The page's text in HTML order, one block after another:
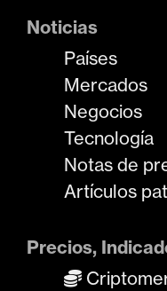
Noticias
Países
Mercados
Negocios
Tecnología
Notas de
Artículos
Precios,